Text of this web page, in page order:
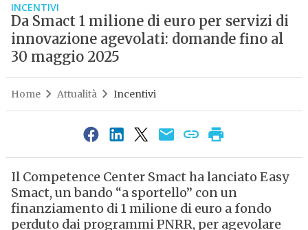
INCENTIVI
Da Smact 1 milione di euro per servizi di
innovazione agevolati: domande fino al
30 maggio 2025
Home Attualità Incentivi
Il Competence Center Smact ha lanciato Easy
Smact, un bando “a sportello” con un
finanziamento di 1 milione di euro a fondo
perduto dai programmi PNRR, per agevolare